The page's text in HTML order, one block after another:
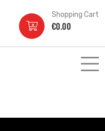
Shopping Cart
€0.00